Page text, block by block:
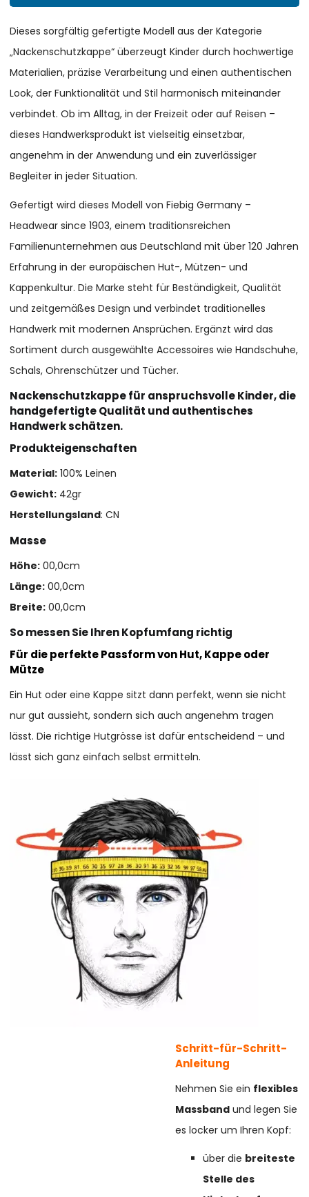
Dieses sorgfältig gefertigte Modell aus der Kategorie
„Nackenschutzkappe“ überzeugt Kinder durch hochwertige
Materialien, präzise Verarbeitung und einen authentischen
Look, der Funktionalität und Stil harmonisch miteinander
verbindet. Ob im Alltag, in der Freizeit oder auf Reisen –
dieses Handwerksprodukt ist vielseitig einsetzbar,
angenehm in der Anwendung und ein zuverlässiger
Begleiter in jeder Situation.
Gefertigt wird dieses Modell von Fiebig Germany –
Headwear since 1903, einem traditionsreichen
Familienunternehmen aus Deutschland mit über 120 Jahren
Erfahrung in der europäischen Hut-, Mützen- und
Kappenkultur. Die Marke steht für Beständigkeit, Qualität
und zeitgemäßes Design und verbindet traditionelles
Handwerk mit modernen Ansprüchen. Ergänzt wird das
Sortiment durch ausgewählte Accessoires wie Handschuhe,
Schals, Ohrenschützer und Tücher.
Nackenschutzkappe für anspruchsvolle Kinder, die
handgefertigte Qualität und authentisches
Handwerk schätzen.
Produkteigenschaften
Material: 100% Leinen
Gewicht: 42gr
Herstellungsland: CN
Masse
Höhe: 00,0cm
Länge: 00,0cm
Breite: 00,0cm
So messen Sie Ihren Kopfumfang richtig
Für die perfekte Passform von Hut, Kappe oder
Mütze
Ein Hut oder eine Kappe sitzt dann perfekt, wenn sie nicht
nur gut aussieht, sondern sich auch angenehm tragen
lässt. Die richtige Hutgrösse ist dafür entscheidend – und
lässt sich ganz einfach selbst ermitteln.
Schritt-für-Schritt-
Anleitung
Nehmen Sie ein flexibles
Massband und legen Sie
es locker um Ihren Kopf:
über die breiteste
Stelle des